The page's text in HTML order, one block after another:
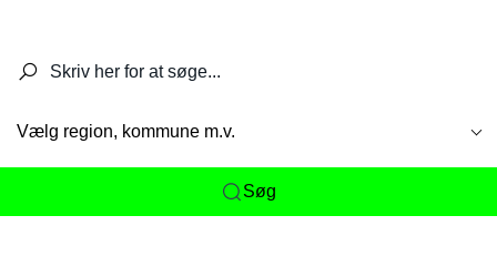
Vælg region, kommune m.v.
Søg